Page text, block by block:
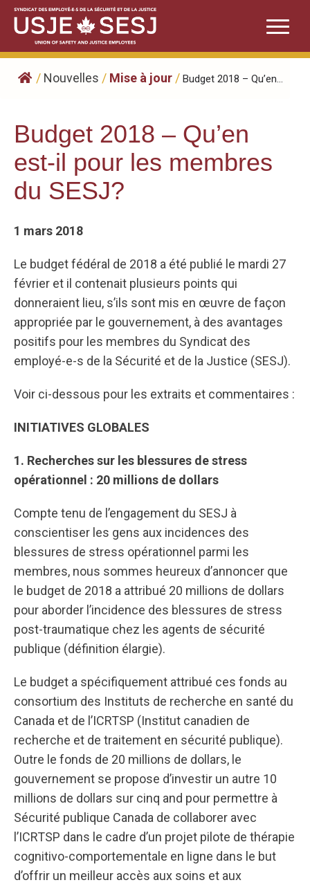
Skip
content
/ Nouvelles / Mise à jour / Budget 2018 – Qu’en...
Budget 2018 – Qu’en
est-il pour les membres
du SESJ?
1 mars 2018
Le budget fédéral de 2018 a été publié le mardi 27
février et il contenait plusieurs points qui
donneraient lieu, s’ils sont mis en œuvre de façon
appropriée par le gouvernement, à des avantages
positifs pour les membres du Syndicat des
employé-e-s de la Sécurité et de la Justice (SESJ).
Voir ci-dessous pour les extraits et commentaires :
INITIATIVES GLOBALES
1. Recherches sur les blessures de stress
opérationnel : 20 millions de dollars
Compte tenu de l’engagement du SESJ à
conscientiser les gens aux incidences des
blessures de stress opérationnel parmi les
membres, nous sommes heureux d’annoncer que
le budget de 2018 a attribué 20 millions de dollars
pour aborder l’incidence des blessures de stress
post-traumatique chez les agents de sécurité
publique (définition élargie).
Le budget a spécifiquement attribué ces fonds au
consortium des Instituts de recherche en santé du
Canada et de l’ICRTSP (Institut canadien de
recherche et de traitement en sécurité publique).
Outre le fonds de 20 millions de dollars, le
gouvernement se propose d’investir un autre 10
millions de dollars sur cinq and pour permettre à
Sécurité publique Canada de collaborer avec
l’ICRTSP dans le cadre d’un projet pilote de thérapie
cognitivo-comportementale en ligne dans le but
d’offrir un meilleur accès aux soins et aux